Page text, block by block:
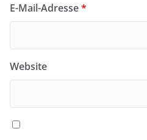
E-Mail-Adresse*
Website